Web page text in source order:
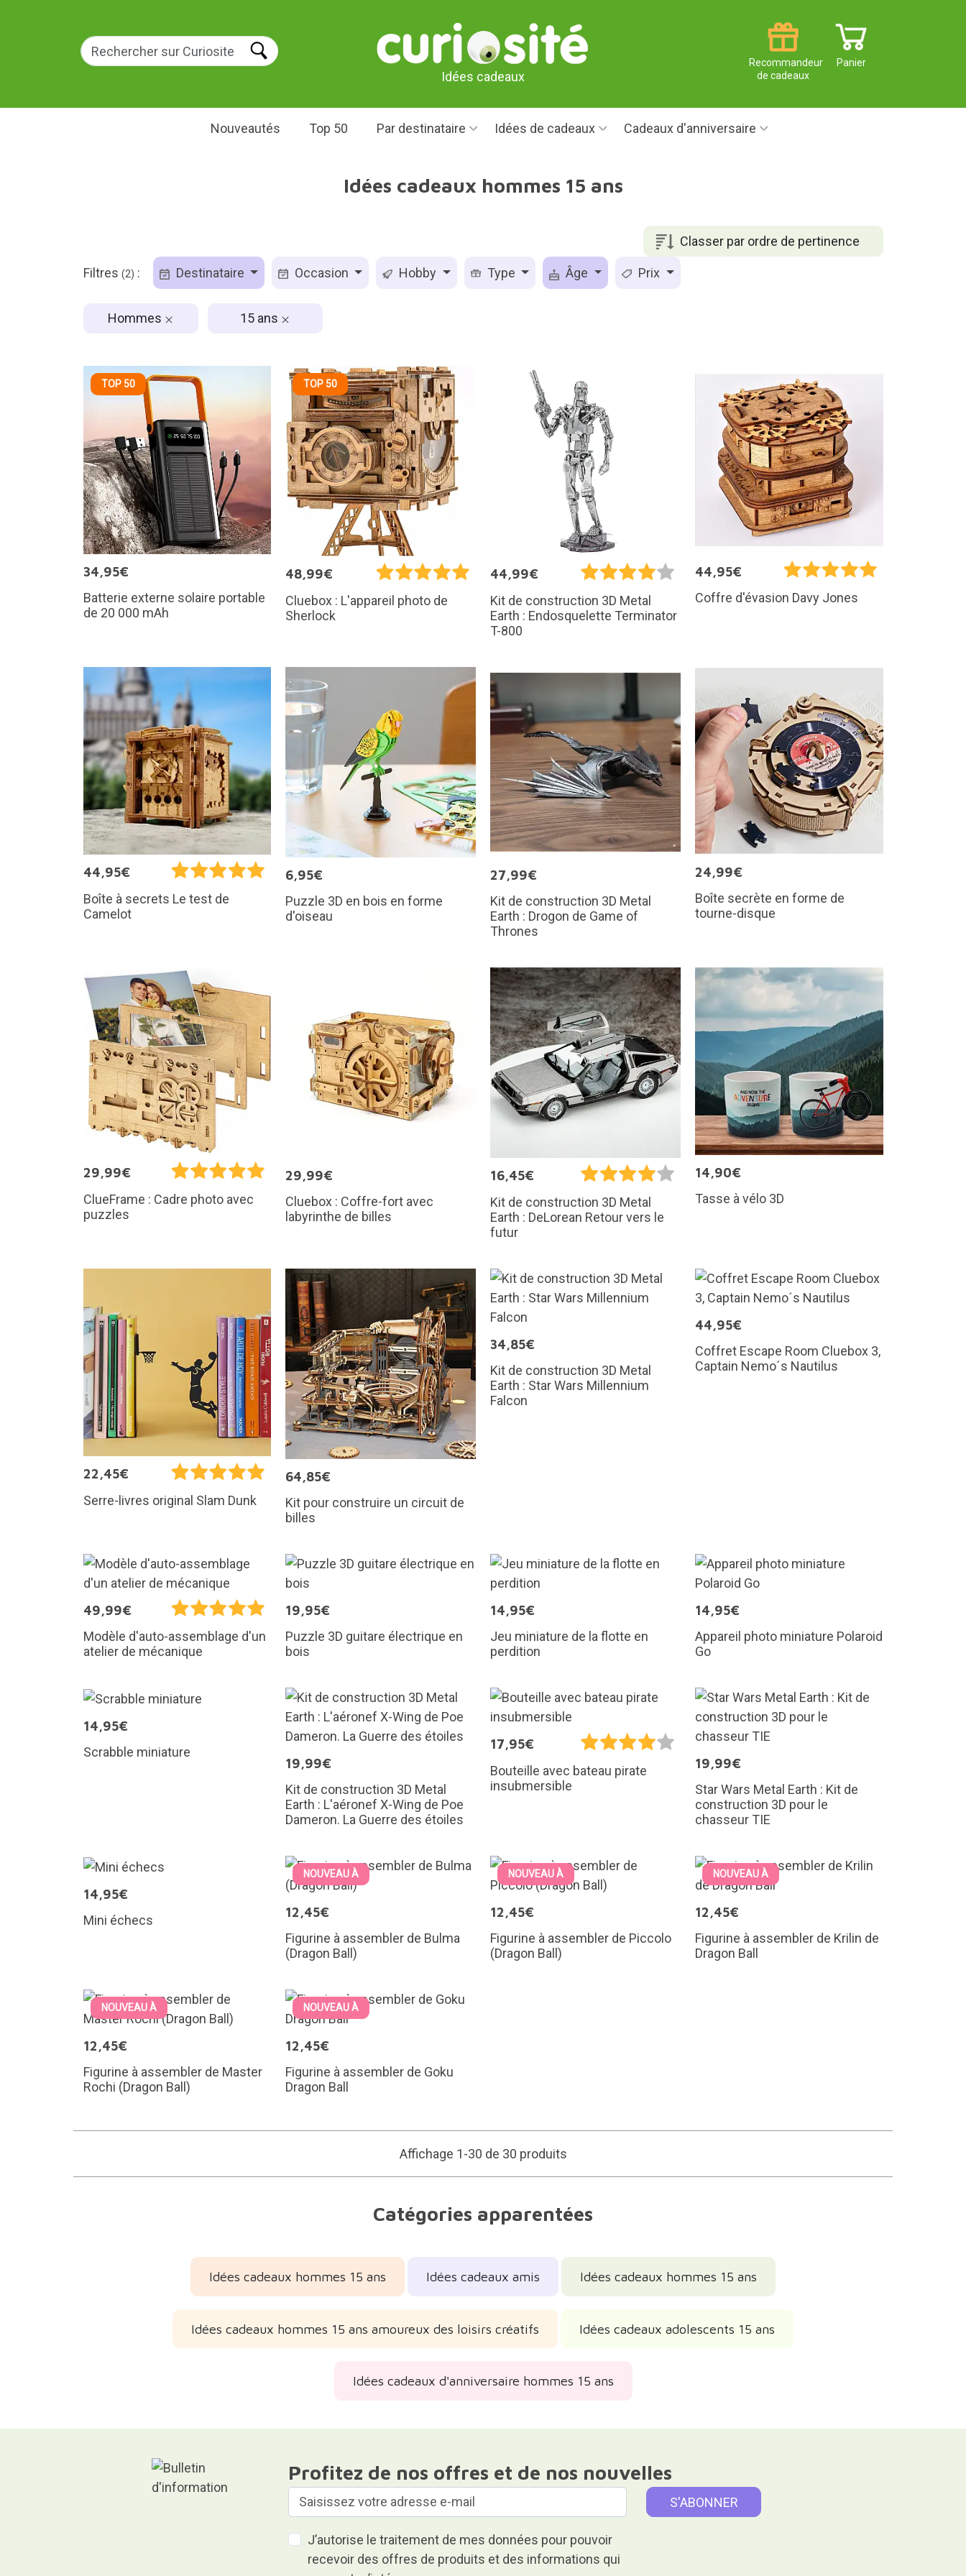
Idées cadeaux
Panier
Recommandeur
de cadeaux
Nouveautés Top 50 Par destinataire Idées de cadeaux Cadeaux d'anniversaire
Idées cadeaux hommes 15 ans
Classer par ordre de pertinence
Filtres (2) : Destinataire Occasion Hobby Type Âge Prix
Hommes 15 ans
TOP 50
34,95€
Batterie externe solaire portable
de 20 000 mAh
TOP 50
48,99€
Cluebox : L'appareil photo de
Sherlock
44,99€
Kit de construction 3D Metal
Earth : Endosquelette Terminator
T-800
44,95€
Coffre d'évasion Davy Jones
44,95€
Boîte à secrets Le test de
Camelot
6,95€
Puzzle 3D en bois en forme
d'oiseau
27,99€
Kit de construction 3D Metal
Earth : Drogon de Game of
Thrones
24,99€
Boîte secrète en forme de
tourne-disque
29,99€
ClueFrame : Cadre photo avec
puzzles
29,99€
Cluebox : Coffre-fort avec
labyrinthe de billes
16,45€
Kit de construction 3D Metal
Earth : DeLorean Retour vers le
futur
14,90€
Tasse à vélo 3D
22,45€
Serre-livres original Slam Dunk
64,85€
Kit pour construire un circuit de
billes
34,85€
Kit de construction 3D Metal
Earth : Star Wars Millennium
Falcon
44,95€
Coffret Escape Room Cluebox 3,
Captain Nemo´s Nautilus
49,99€
Modèle d'auto-assemblage d'un
atelier de mécanique
19,95€
Puzzle 3D guitare électrique en
bois
14,95€
Jeu miniature de la flotte en
perdition
14,95€
Appareil photo miniature Polaroid
Go
14,95€
Scrabble miniature
19,99€
Kit de construction 3D Metal
Earth : L'aéronef X-Wing de Poe
Dameron. La Guerre des étoiles
17,95€
Bouteille avec bateau pirate
insubmersible
19,99€
Star Wars Metal Earth : Kit de
construction 3D pour le
chasseur TIE
14,95€
Mini échecs
NOUVEAU À
12,45€
Figurine à assembler de Bulma
(Dragon Ball)
NOUVEAU À
12,45€
Figurine à assembler de Piccolo
(Dragon Ball)
NOUVEAU À
12,45€
Figurine à assembler de Krilin de
Dragon Ball
NOUVEAU À
12,45€
Figurine à assembler de Master
Rochi (Dragon Ball)
NOUVEAU À
12,45€
Figurine à assembler de Goku
Dragon Ball
Affichage 1-30 de 30 produits
Catégories apparentées
Idées cadeaux hommes 15 ans Idées cadeaux amis Idées cadeaux hommes 15 ans
Idées cadeaux hommes 15 ans amoureux des loisirs créatifs Idées cadeaux adolescents 15 ans
Idées cadeaux d'anniversaire hommes 15 ans
Profitez de nos offres et de nos nouvelles
J’autorise le traitement de mes données pour pouvoir
recevoir des offres de produits et des informations qui